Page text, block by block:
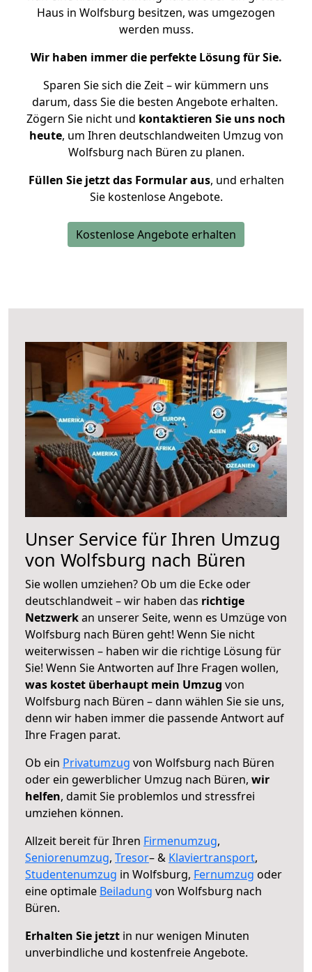
Haus in Wolfsburg besitzen, was umgezogen
werden muss.
Wir haben immer die perfekte Lösung für Sie.
Sparen Sie sich die Zeit – wir kümmern uns
darum, dass Sie die besten Angebote erhalten.
Zögern Sie nicht und kontaktieren Sie uns noch
heute, um Ihren deutschlandweiten Umzug von
Wolfsburg nach Büren zu planen.
Füllen Sie jetzt das Formular aus, und erhalten
Sie kostenlose Angebote.
Kostenlose Angebote erhalten
Unser Service für Ihren Umzug
von Wolfsburg nach Büren
Sie wollen umziehen? Ob um die Ecke oder
deutschlandweit – wir haben das richtige
Netzwerkan unserer Seite, wenn es Umzüge von
Wolfsburg nach Büren geht! Wenn Sie nicht
weiterwissen – haben wir die richtige Lösung für
Sie! Wenn Sie Antworten auf Ihre Fragen wollen,
was kostet überhaupt mein Umzug von
Wolfsburg nach Büren – dann wählen Sie sie uns,
denn wir haben immer die passende Antwort auf
Ihre Fragen parat.
Ob ein Privatumzug von Wolfsburg nach Büren
oder ein gewerblicher Umzug nach Büren, wir
helfen, damit Sie problemlos und stressfrei
umziehen können.
Allzeit bereit für Ihren Firmenumzug,
Seniorenumzug, Tresor– & Klaviertransport,
Studentenumzug in Wolfsburg, Fernumzug oder
eine optimale Beiladung von Wolfsburg nach
Büren.
Erhalten Sie jetzt in nur wenigen Minuten
unverbindliche und kostenfreie Angebote.